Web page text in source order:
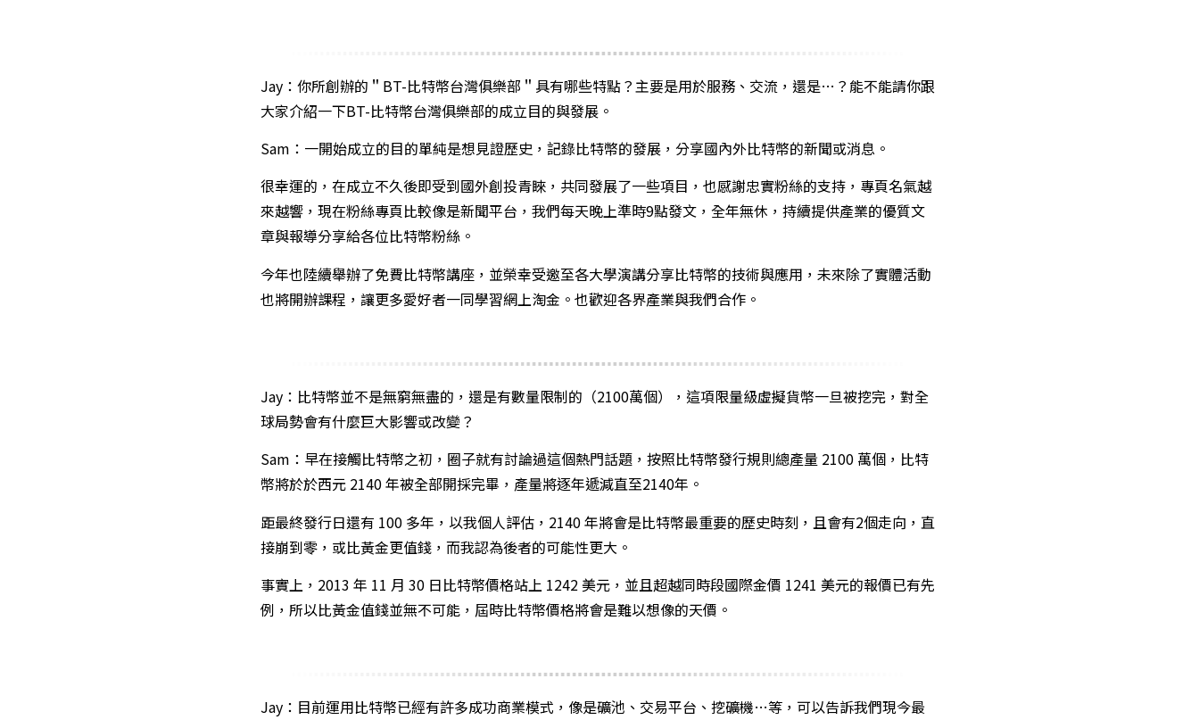
Jay：你所創辦的＂BT-比特幣台灣俱樂部＂具有哪些特點？主要是用於服務、交流，還是…？能不能請你跟
大家介紹一下BT-比特幣台灣俱樂部的成立目的與發展。
Sam：一開始成立的目的單純是想見證歷史，記錄比特幣的發展，分享國內外比特幣的新聞或消息。
很幸運的，在成立不久後即受到國外創投青睞，共同發展了一些項目，也感謝忠實粉絲的支持，專頁名氣越
來越響，現在粉絲專頁比較像是新聞平台，我們每天晚上準時9點發文，全年無休，持續提供產業的優質文
章與報導分享給各位比特幣粉絲。
今年也陸續舉辦了免費比特幣講座，並榮幸受邀至各大學演講分享比特幣的技術與應用，未來除了實體活動
也將開辦課程，讓更多愛好者一同學習網上淘金。也歡迎各界產業與我們合作。
Jay：比特幣並不是無窮無盡的，還是有數量限制的（2100萬個），這項限量級虛擬貨幣一旦被挖完，對全
球局勢會有什麼巨大影響或改變？
Sam：早在接觸比特幣之初，圈子就有討論過這個熱門話題，按照比特幣發行規則總產量 2100 萬個，比特
幣將於於西元 2140 年被全部開採完畢，產量將逐年遞減直至2140年。
距最終發行日還有 100 多年，以我個人評估，2140 年將會是比特幣最重要的歷史時刻，且會有2個走向，直
接崩到零，或比黃金更值錢，而我認為後者的可能性更大。
事實上，2013 年 11 月 30 日比特幣價格站上 1242 美元，並且超越同時段國際金價 1241 美元的報價已有先
例，所以比黃金值錢並無不可能，屆時比特幣價格將會是難以想像的天價。
Jay：目前運用比特幣已經有許多成功商業模式，像是礦池、交易平台、挖礦機…等，可以告訴我們現今最